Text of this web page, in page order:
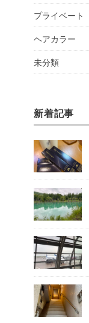
プライベート
ヘアカラー
未分類
新着記事